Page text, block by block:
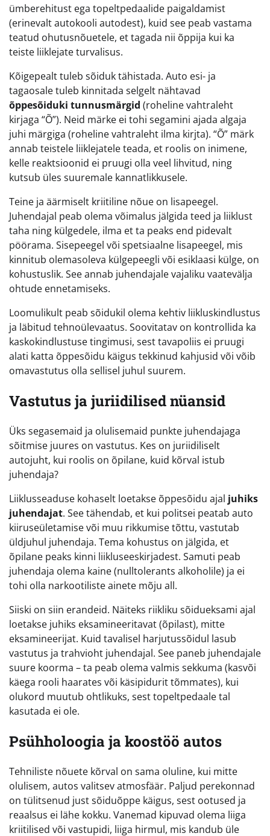
ümberehitust ega topeltpedaalide paigaldamist
(erinevalt autokooli autodest), kuid see peab vastama
teatud ohutusnõuetele, et tagada nii õppija kui ka
teiste liiklejate turvalisus.
Kõigepealt tuleb sõiduk tähistada. Auto esi- ja
tagaosale tuleb kinnitada selgelt nähtavad
õppesõiduki tunnusmärgid (roheline vahtraleht
kirjaga “Õ”). Neid märke ei tohi segamini ajada algaja
juhi märgiga (roheline vahtraleht ilma kirjta). “Õ” märk
annab teistele liiklejatele teada, et roolis on inimene,
kelle reaktsioonid ei pruugi olla veel lihvitud, ning
kutsub üles suuremale kannatlikkusele.
Teine ja äärmiselt kriitiline nõue on lisapeegel.
Juhendajal peab olema võimalus jälgida teed ja liiklust
taha ning külgedele, ilma et ta peaks end pidevalt
pöörama. Sisepeegel või spetsiaalne lisapeegel, mis
kinnitub olemasoleva külgepeegli või esiklaasi külge, on
kohustuslik. See annab juhendajale vajaliku vaatevälja
ohtude ennetamiseks.
Loomulikult peab sõidukil olema kehtiv liikluskindlustus
ja läbitud tehnoülevaatus. Soovitatav on kontrollida ka
kaskokindlustuse tingimusi, sest tavapoliis ei pruugi
alati katta õppesõidu käigus tekkinud kahjusid või võib
omavastutus olla sellisel juhul suurem.
Vastutus ja juriidilised nüansid
Üks segasemaid ja olulisemaid punkte juhendajaga
sõitmise juures on vastutus. Kes on juriidiliselt
autojuht, kui roolis on õpilane, kuid kõrval istub
juhendaja?
Liiklusseaduse kohaselt loetakse õppesõidu ajal juhiks
juhendajat. See tähendab, et kui politsei peatab auto
kiiruseületamise või muu rikkumise tõttu, vastutab
üldjuhul juhendaja. Tema kohustus on jälgida, et
õpilane peaks kinni liikluseeskirjadest. Samuti peab
juhendaja olema kaine (nulltolerants alkoholile) ja ei
tohi olla narkootiliste ainete mõju all.
Siiski on siin erandeid. Näiteks riikliku sõidueksami ajal
loetakse juhiks eksamineeritavat (õpilast), mitte
eksamineerijat. Kuid tavalisel harjutussõidul lasub
vastutus ja trahvioht juhendajal. See paneb juhendajale
suure koorma – ta peab olema valmis sekkuma (kasvõi
käega rooli haarates või käsipidurit tõmmates), kui
olukord muutub ohtlikuks, sest topeltpedaale tal
kasutada ei ole.
Psühholoogia ja koostöö autos
Tehniliste nõuete kõrval on sama oluline, kui mitte
olulisem, autos valitsev atmosfäär. Paljud perekonnad
on tülitsenud just sõiduõppe käigus, sest ootused ja
reaalsus ei lähe kokku. Vanemad kipuvad olema liiga
kriitilised või vastupidi, liiga hirmul, mis kandub üle